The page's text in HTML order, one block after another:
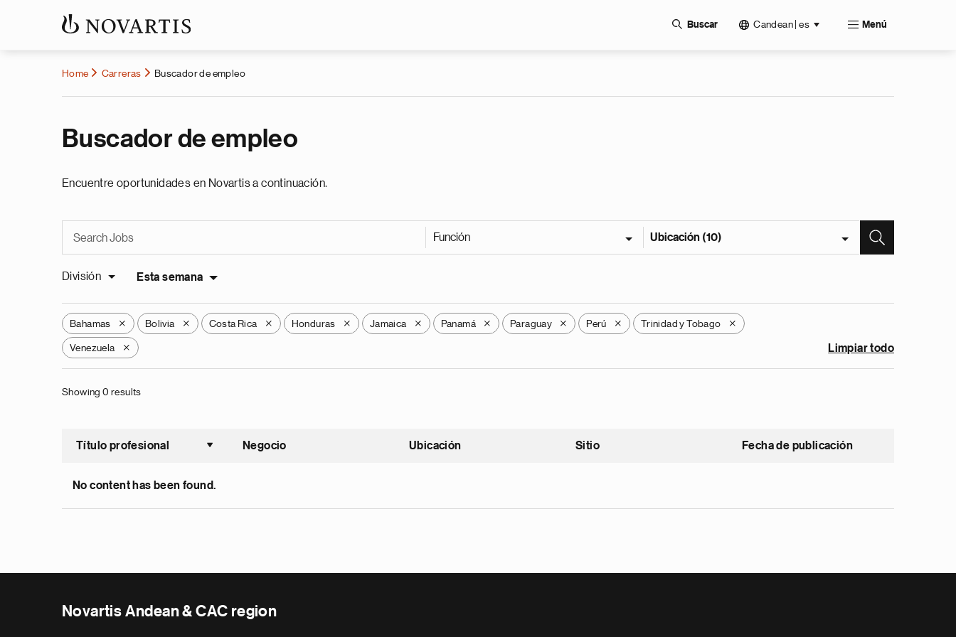
Buscar Candean | es Menú
Home Carreras Buscador de empleo
Buscador de empleo
Encuentre oportunidades en Novartis a continuación.
Función Ubicación (10)
División Esta semana
Bahamas X Bolivia X Costa Rica X Honduras X Jamaica X Panamá X Paraguay X Perú X Trinidad y Tobago X
Venezuela X Limpiar todo
Showing 0 results
Título profesional
Ordenar ascendente
Negocio Ubicación Sitio Fecha de publicación
No content has been found.
Novartis Andean & CAC region